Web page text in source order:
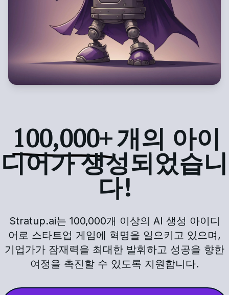
100,000+개의 아이
디어가 생성되었습니
다!
Stratup.ai는 100,000개 이상의 AI 생성 아이디
어로 스타트업 게임에 혁명을 일으키고 있으며,
기업가가 잠재력을 최대한 발휘하고 성공을 향한
여정을 촉진할 수 있도록 지원합니다.